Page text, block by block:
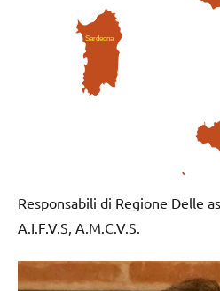
Sardegna
Responsabili di Regione Delle
A.I.F.V.S, A.M.C.V.S.